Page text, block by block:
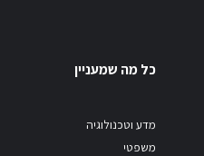
כל מה שמעניין
מדע וטכנולוגיה
משפטי